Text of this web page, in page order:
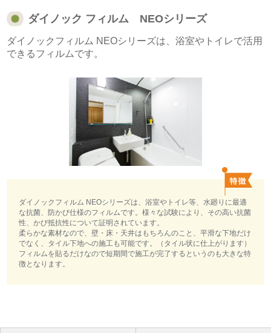
ダイノック フィルム NEOシリーズ
ダイノックフィルム NEOシリーズは、浴室やトイレで活用
できるフィルムです。
ダイノックフィルム NEOシリーズは、浴室やトイレ等、水廻りに最適
な抗菌、防かび仕様のフィルムです。様々な試験により、その高い抗菌
性、かび抵抗性について証明されています。
柔らかな素材なので、壁・床・天井はもちろんのこと、平滑な下地だけ
でなく、タイル下地への施工も可能です。（タイル状に仕上がります）
フィルムを貼るだけなので短期間で施工が完了するというのも大きな特
徴となります。